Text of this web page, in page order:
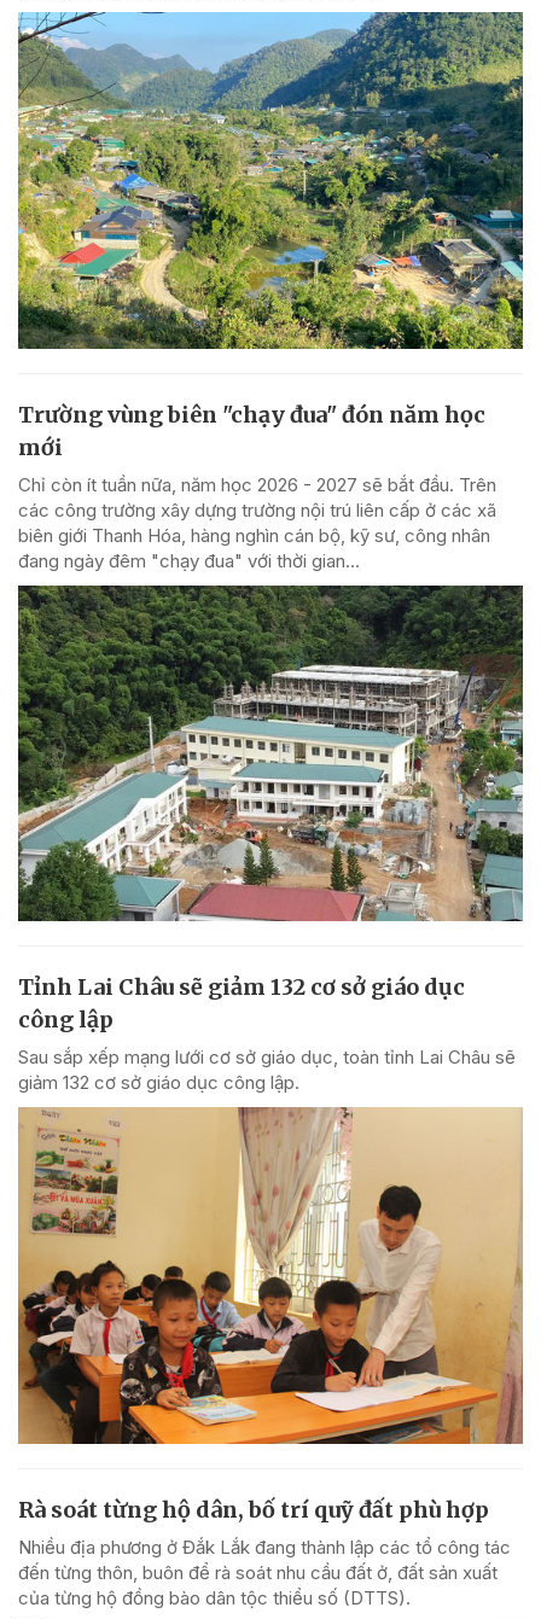
Trường vùng biên "chạy đua" đón năm học
mới
Chỉ còn ít tuần nữa, năm học 2026 - 2027 sẽ bắt đầu. Trên
các công trường xây dựng trường nội trú liên cấp ở các xã
biên giới Thanh Hóa, hàng nghìn cán bộ, kỹ sư, công nhân
đang ngày đêm "chạy đua" với thời gian...
Tỉnh Lai Châu sẽ giảm 132 cơ sở giáo dục
công lập
Sau sắp xếp mạng lưới cơ sở giáo dục, toàn tỉnh Lai Châu sẽ
giảm 132 cơ sở giáo dục công lập.
Rà soát từng hộ dân, bố trí quỹ đất phù hợp
Nhiều địa phương ở Đắk Lắk đang thành lập các tổ công tác
đến từng thôn, buôn để rà soát nhu cầu đất ở, đất sản xuất
của từng hộ đồng bào dân tộc thiểu số (DTTS).